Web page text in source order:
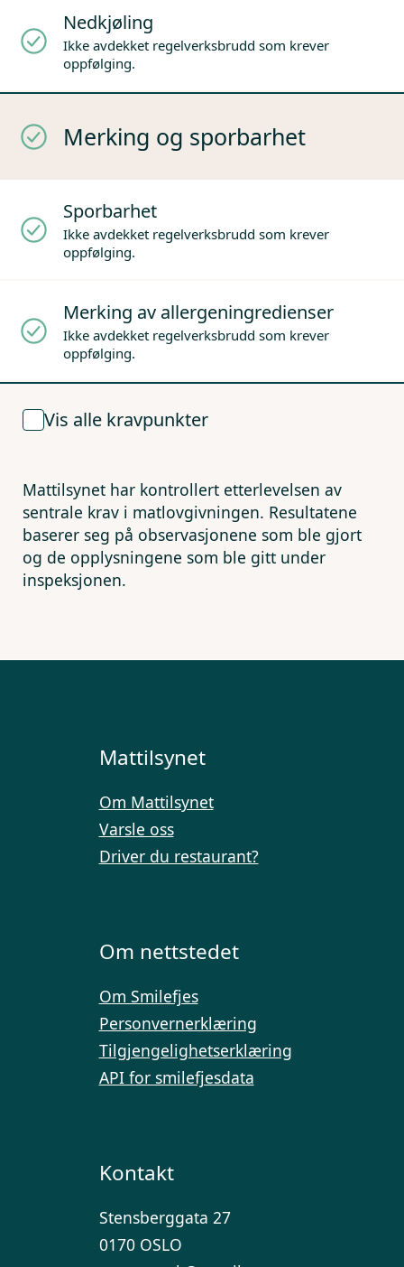
Nedkjøling
Ikke avdekket regelverksbrudd som krever
oppfølging.
Merking og sporbarhet
Sporbarhet
Ikke avdekket regelverksbrudd som krever
oppfølging.
Merking av allergeningredienser
Ikke avdekket regelverksbrudd som krever
oppfølging.
Vis alle kravpunkter
Mattilsynet har kontrollert etterlevelsen av
sentrale krav i matlovgivningen. Resultatene
baserer seg på observasjonene som ble gjort
og de opplysningene som ble gitt under
inspeksjonen.
Mattilsynet
Om Mattilsynet
Varsle oss
Driver du restaurant?
Om nettstedet
Om Smilefjes
Personvernerklæring
Tilgjengelighetserklæring
API for smilefjesdata
Kontakt
Stensberggata 27
0170 OSLO